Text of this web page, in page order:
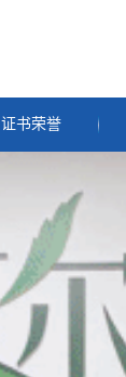
证书荣誉